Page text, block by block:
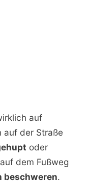
auf
auf der Straße
oder
dem Fußweg
beschweren.